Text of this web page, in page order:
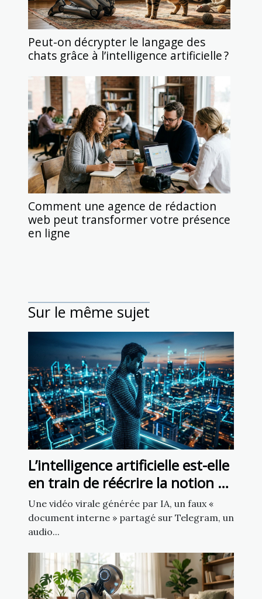
Peut-on décrypter le langage des
chats grâce à l’intelligence artificielle ?
Comment une agence de rédaction
web peut transformer votre présence
en ligne
Sur le même sujet
L’intelligence artificielle est-elle
en train de réécrire la notion de
source fiable ?
Une vidéo virale générée par IA, un faux «
document interne » partagé sur Telegram, un
audio...